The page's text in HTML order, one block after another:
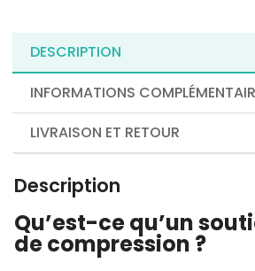
DESCRIPTION
INFORMATIONS
LIVRAISON ET RETOUR
Description
Qu’est-ce qu’un
de compression ?